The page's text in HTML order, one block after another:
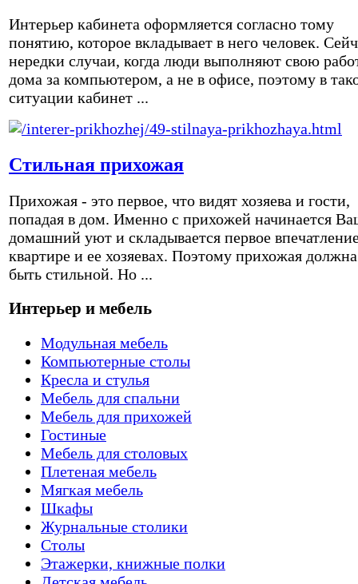
Интерьер кабинета оформляется согласно тому
понятию, которое вкладывает в него человек.
нередки случаи, когда люди выполняют свою
дома за компьютером, а не в офисе, поэтому в
ситуации кабинет ...
Стильная прихожая
Прихожая - это первое, что видят хозяева и гости,
попадая в дом. Именно с прихожей начинается
домашний уют и складывается первое
квартире и ее хозяевах. Поэтому прихожая должна
быть стильной. Но ...
Интерьер и мебель
Модульная мебель
Компьютерные столы
Кресла и стулья
Мебель для спальни
Мебель для прихожей
Гостиные
Мебель для столовых
Плетеная мебель
Мягкая мебель
Шкафы
Журнальные столики
Столы
Этажерки, книжные полки